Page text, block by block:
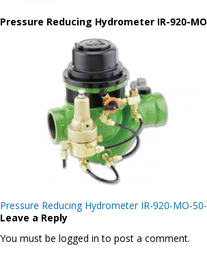
Pressure Reducing Hydrometer IR-920-
Post
navigation
Pressure Reducing Hydrometer IR-920-MO-50-
Leave a Reply
You must be logged in to post a comment.